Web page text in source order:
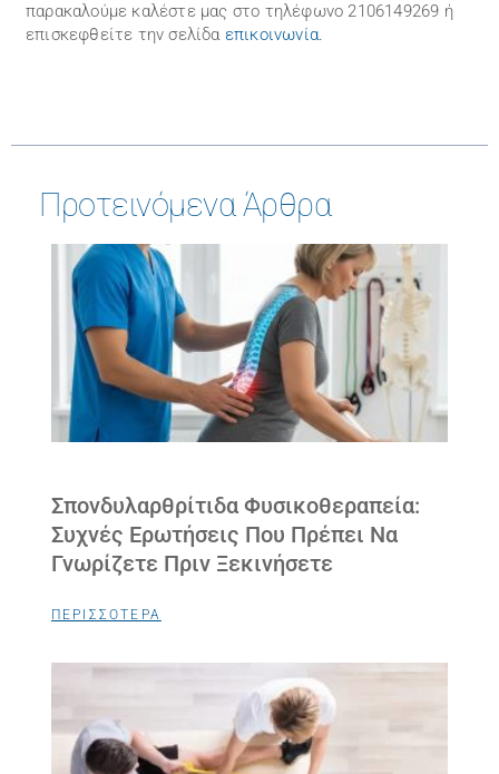
παρακαλούμε καλέστε μας στo τηλέφωνo 2106149269 ή
επισκεφθείτε την σελίδα επικοινωνία.
Προτεινόμενα Άρθρα
Σπονδυλαρθρίτιδα Φυσικοθεραπεία:
Συχνές Ερωτήσεις Που Πρέπει Να
Γνωρίζετε Πριν Ξεκινήσετε
ΠΕΡΙΣΣΟΤΕΡΑ